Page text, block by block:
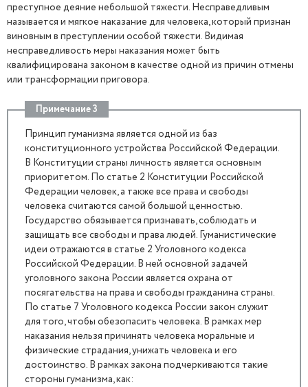
преступное деяние небольшой тяжести. Несправедливым
называется и мягкое наказание для человека, который признан
виновным в преступлении особой тяжести. Видимая
несправедливость меры наказания может быть
квалифицирована законом в качестве одной из причин отмены
или трансформации приговора.
Примечание 3
Принцип гуманизма является одной из баз
конституционного устройства Российской Федерации.
В Конституции страны личность является основным
приоритетом. По статье 2 Конституции Российской
Федерации человек, а также все права и свободы
человека считаются самой большой ценностью.
Государство обязывается признавать, соблюдать и
защищать все свободы и права людей. Гуманистические
идеи отражаются в статье 2 Уголовного кодекса
Российской Федерации. В ней основной задачей
уголовного закона России является охрана от
посягательства на права и свободы гражданина страны.
По статье 7 Уголовного кодекса России закон служит
для того, чтобы обезопасить человека. В рамках мер
наказания нельзя причинять человека моральные и
физические страдания, унижать человека и его
достоинство. В рамках закона подчеркиваются такие
стороны гуманизма, как: